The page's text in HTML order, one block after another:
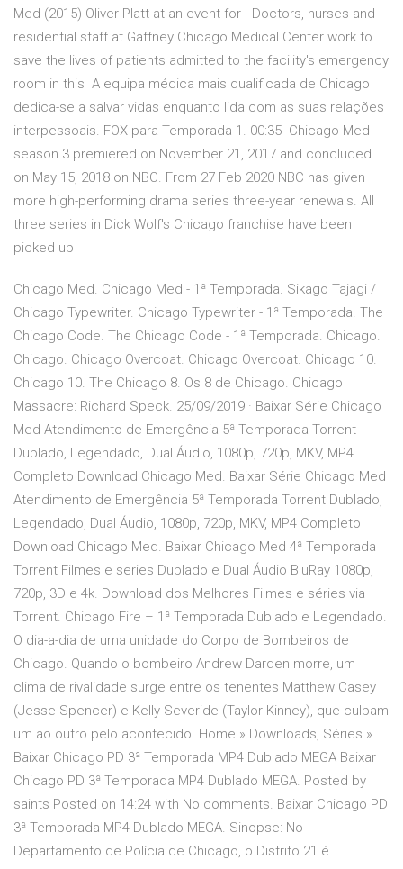
Med (2015) Oliver Platt at an event for Doctors, nurses and
residential staff at Gaffney Chicago Medical Center work to
save the lives of patients admitted to the facility's emergency
room in this A equipa médica mais qualificada de Chicago
dedica-se a salvar vidas enquanto lida com as suas relações
interpessoais. FOX para Temporada 1. 00:35 Chicago Med
season 3 premiered on November 21, 2017 and concluded
on May 15, 2018 on NBC. From 27 Feb 2020 NBC has given
more high-performing drama series three-year renewals. All
three series in Dick Wolf's Chicago franchise have been
picked up
Chicago Med. Chicago Med - 1ª Temporada. Sikago Tajagi /
Chicago Typewriter. Chicago Typewriter - 1ª Temporada. The
Chicago Code. The Chicago Code - 1ª Temporada. Chicago.
Chicago. Chicago Overcoat. Chicago Overcoat. Chicago 10.
Chicago 10. The Chicago 8. Os 8 de Chicago. Chicago
Massacre: Richard Speck. 25/09/2019 · Baixar Série Chicago
Med Atendimento de Emergência 5ª Temporada Torrent
Dublado, Legendado, Dual Áudio, 1080p, 720p, MKV, MP4
Completo Download Chicago Med. Baixar Série Chicago Med
Atendimento de Emergência 5ª Temporada Torrent Dublado,
Legendado, Dual Áudio, 1080p, 720p, MKV, MP4 Completo
Download Chicago Med. Baixar Chicago Med 4ª Temporada
Torrent Filmes e series Dublado e Dual Áudio BluRay 1080p,
720p, 3D e 4k. Download dos Melhores Filmes e séries via
Torrent. Chicago Fire – 1ª Temporada Dublado e Legendado.
O dia-a-dia de uma unidade do Corpo de Bombeiros de
Chicago. Quando o bombeiro Andrew Darden morre, um
clima de rivalidade surge entre os tenentes Matthew Casey
(Jesse Spencer) e Kelly Severide (Taylor Kinney), que culpam
um ao outro pelo acontecido. Home » Downloads, Séries »
Baixar Chicago PD 3ª Temporada MP4 Dublado MEGA Baixar
Chicago PD 3ª Temporada MP4 Dublado MEGA. Posted by
saints Posted on 14:24 with No comments. Baixar Chicago PD
3ª Temporada MP4 Dublado MEGA. Sinopse: No
Departamento de Polícia de Chicago, o Distrito 21 é